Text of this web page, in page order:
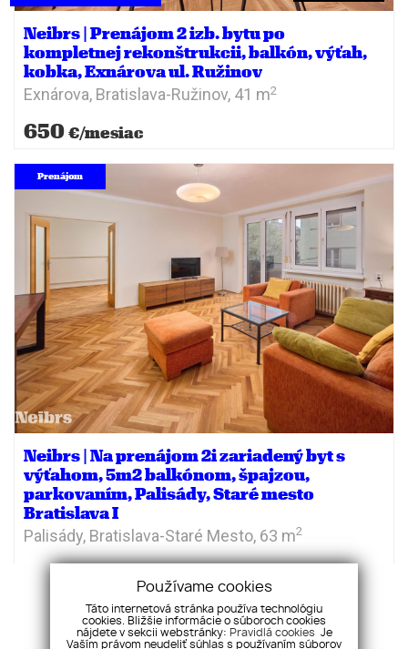
Neibrs | Prenájom 2 izb. bytu po
kompletnej rekonštrukcii, balkón, výťah,
kobka, Exnárova ul. Ružinov
Exnárova, Bratislava-Ružinov, 41 m2
650 €/mesiac
Prenájom
Neibrs | Na prenájom 2i zariadený byt s
výťahom, 5m2 balkónom, špajzou,
parkovaním, Palisády, Staré mesto
Bratislava I
Palisády, Bratislava-Staré Mesto, 63 m2
800
Používame cookies
Táto internetová stránka používa technológiu
cookies. Bližšie informácie o súboroch cookies
nájdete v sekcii webstránky: Pravidlá cookies Je
Vaším právom neudeliť súhlas s používaním súborov